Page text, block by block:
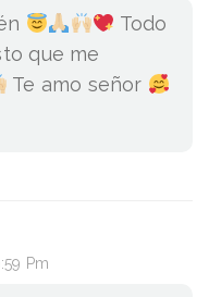
Todo
que me
Te amo señor
Pm